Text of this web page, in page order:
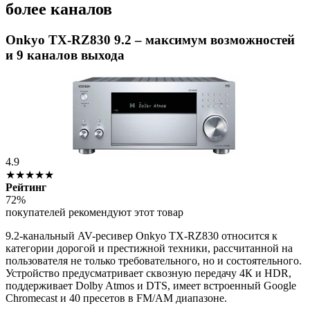
более каналов
Onkyo TX-RZ830 9.2 – максимум возможностей
и 9 каналов выхода
4.9
★★★★★
Рейтинг
72%
покупателей рекомендуют этот товар
9.2-канальный AV-ресивер Onkyo TX-RZ830 относится к
категории дорогой и престижной техники, рассчитанной на
пользователя не только требовательного, но и состоятельного.
Устройство предусматривает сквозную передачу 4К и HDR,
поддерживает Dolby Atmos и DTS, имеет встроенный Google
Chromecast и 40 пресетов в FM/AM диапазоне.